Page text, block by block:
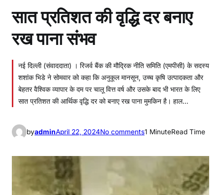
सात प्रतिशत की वृद्धि दर बनाए
रख पाना संभव
नई दिल्ली (संवाददाता) । रिजर्व बैंक की मौद्रिक नीति समिति (एमपीसी) के सदस्य
शशांक भिडे ने सोमवार को कहा कि अनुकूल मानसून, उच्च कृषि उत्पादकता और
बेहतर वैश्विक व्यापार के दम पर चालू वित्त वर्ष और उसके बाद भी भारत के लिए
सात प्रतिशत की आर्थिक वृद्धि दर को बनाए रख पाना मुमकिन है। हाल…
byadminApril 22, 2024No commentso
सा
1 MinuteRead Time